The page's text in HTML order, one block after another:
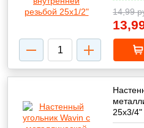
14,99
25х3/4"